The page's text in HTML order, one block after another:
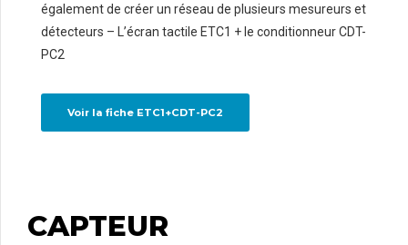
également de créer un réseau de plusieurs mesureurs et
détecteurs – L’écran tactile ETC1 + le conditionneur CDT-
PC2
Voir la fiche ETC1+CDT-PC2
CAPTEUR